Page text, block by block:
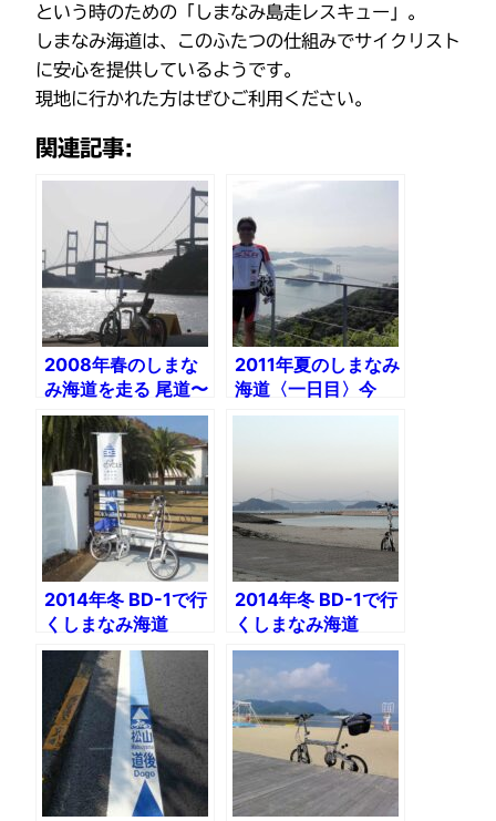
という時のための「しまなみ島走レスキュー」。
しまなみ海道は、このふたつの仕組みでサイクリスト
に安心を提供しているようです。
現地に行かれた方はぜひご利用ください。
関連記事:
2008年春のしまな
み海道を走る 尾道〜
今治
2011年夏のしまなみ
海道〈一日目〉今
治〜大三島
2014年冬 BD-1で行
くしまなみ海道
Day1（向島〜生口
島）ルートマップ・
立ち寄り情報付き
2014年冬 BD-1で行
くしまなみ海道
Day2（大三島〜今
治）ルートマップ・
立ち寄り情報付き